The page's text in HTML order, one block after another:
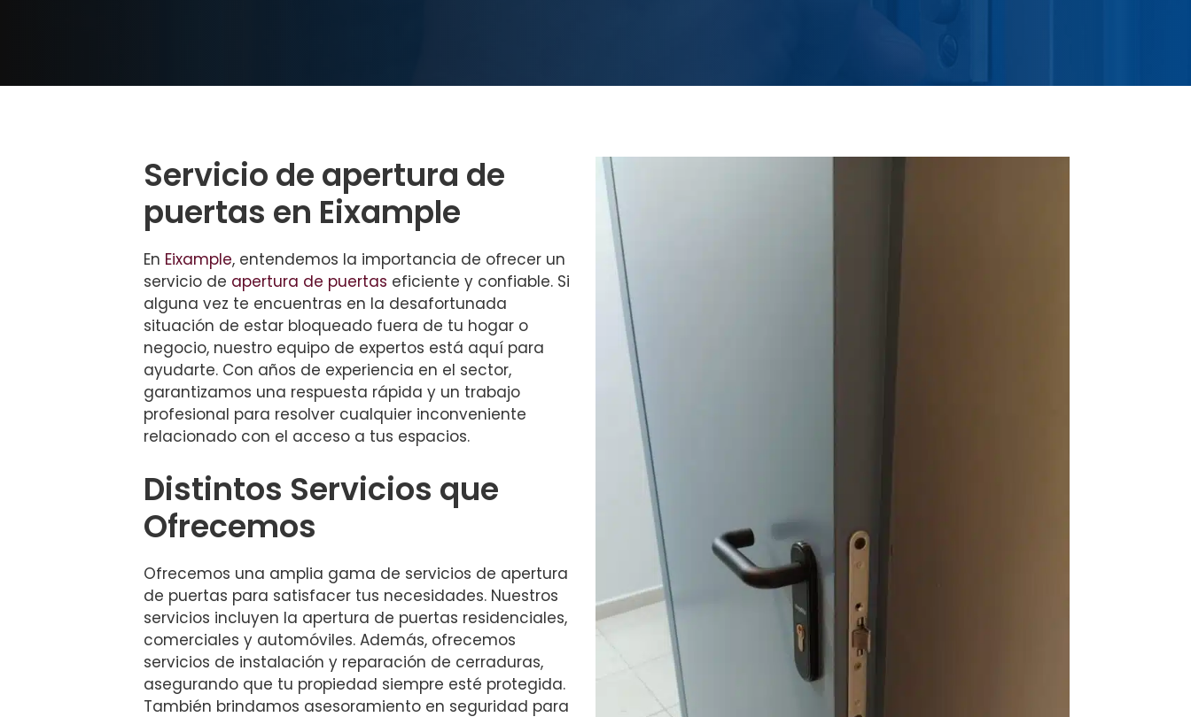
Servicio de apertura de
puertas en Eixample
En Eixample, entendemos la importancia de ofrecer un
servicio de apertura de puertas eficiente y confiable. Si
alguna vez te encuentras en la desafortunada
situación de estar bloqueado fuera de tu hogar o
negocio, nuestro equipo de expertos está aquí para
ayudarte. Con años de experiencia en el sector,
garantizamos una respuesta rápida y un trabajo
profesional para resolver cualquier inconveniente
relacionado con el acceso a tus espacios.
Distintos Servicios que
Ofrecemos
Ofrecemos una amplia gama de servicios de apertura
de puertas para satisfacer tus necesidades. Nuestros
servicios incluyen la apertura de puertas residenciales,
comerciales y automóviles. Además, ofrecemos
servicios de instalación y reparación de cerraduras,
asegurando que tu propiedad siempre esté protegida.
También brindamos asesoramiento en seguridad para